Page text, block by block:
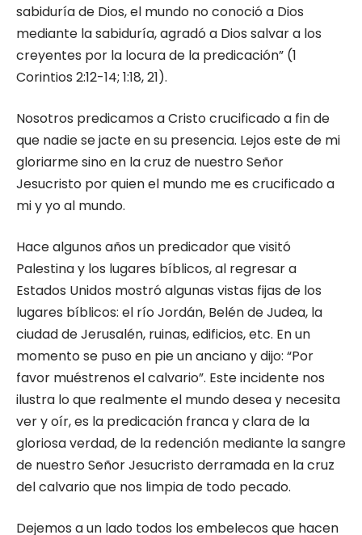
sabiduría de Dios, el mundo no conoció a Dios
mediante la sabiduría, agradó a Dios salvar a los
creyentes por la locura de la predicación” (1
Corintios 2:12-14; 1:18, 21).
Nosotros predicamos a Cristo crucificado a fin de
que nadie se jacte en su presencia. Lejos este de mi
gloriarme sino en la cruz de nuestro Señor
Jesucristo por quien el mundo me es crucificado a
mi y yo al mundo.
Hace algunos años un predicador que visitó
Palestina y los lugares bíblicos, al regresar a
Estados Unidos mostró algunas vistas fijas de los
lugares bíblicos: el río Jordán, Belén de Judea, la
ciudad de Jerusalén, ruinas, edificios, etc. En un
momento se puso en pie un anciano y dijo: “Por
favor muéstrenos el calvario”. Este incidente nos
ilustra lo que realmente el mundo desea y necesita
ver y oír, es la predicación franca y clara de la
gloriosa verdad, de la redención mediante la sangre
de nuestro Señor Jesucristo derramada en la cruz
del calvario que nos limpia de todo pecado.
Dejemos a un lado todos los embelecos que hacen